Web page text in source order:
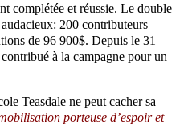
complétée et réussie. Le double
200 contributeurs
de 96 900$. Depuis le 31
à la campagne pour un
Teasdale ne peut cacher sa
porteuse d’espoir et